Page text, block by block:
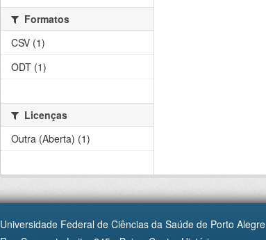
Formatos
CSV (1)
ODT (1)
Licenças
Outra (Aberta) (1)
Universidade Federal de Ciências da Saúde de Porto Alegre